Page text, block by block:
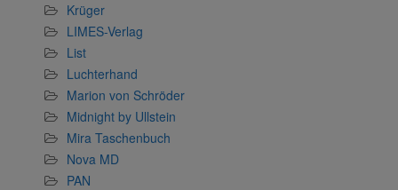
Krüger
LIMES-Verlag
List
Luchterhand
Marion von Schröder
Midnight by Ullstein
Mira Taschenbuch
Nova MD
PAN